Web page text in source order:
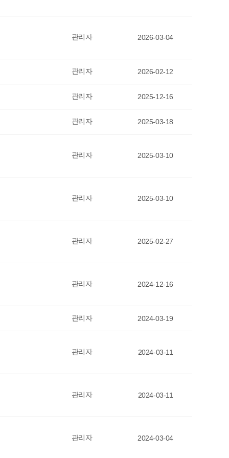
관리자 2026-03-04
관리자 2026-02-12
관리자 2025-12-16
관리자 2025-03-18
관리자 2025-03-10
관리자 2025-03-10
관리자 2025-02-27
관리자 2024-12-16
관리자 2024-03-19
관리자 2024-03-11
관리자 2024-03-11
관리자 2024-03-04